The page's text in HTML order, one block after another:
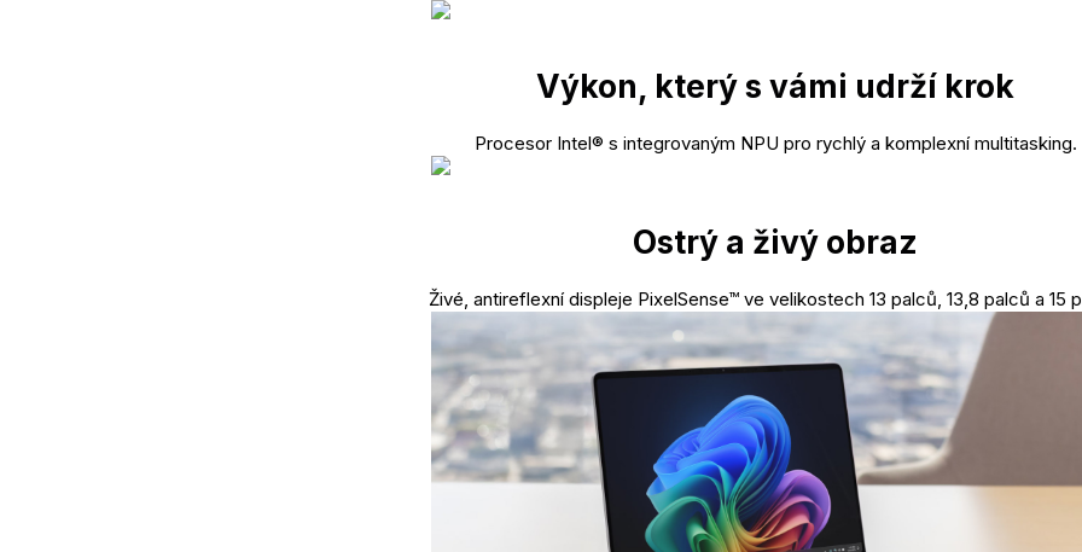
Výkon, který s vámi udrží krok
Procesor Intel® s integrovaným NPU pro rychlý a komplexní multitasking.
Ostrý a živý obraz
Živé, antireflexní displeje PixelSense™ ve velikostech 13 palců, 13,8 palců a 15